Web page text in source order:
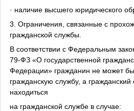
· наличие высшего юридического
3. Ограничения, связанные с
гражданской службы.
В соответствии с Федеральным
79-ФЗ «О государственной
Федерации» гражданин не может
гражданскую службу, а
находиться
на гражданской службе в случае: